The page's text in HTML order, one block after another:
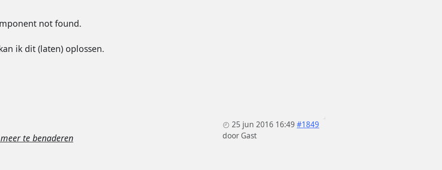
not found.
ik dit (laten) oplossen.
25 jun 2016 16:49 #1849
door Gast
te benaderen